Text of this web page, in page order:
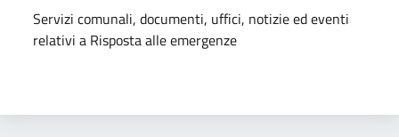
Dettagli della notizia
Servizi comunali, documenti, uffici, notizie ed eventi
relativi a Risposta alle emergenze